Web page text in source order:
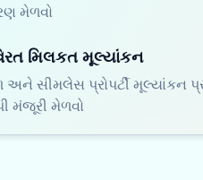
મેળવો
મિલકત મૂલ્યાંકન
સીમલેસ પ્રોપર્ટી મૂલ્યાંકન
મંજૂરી મેળવો